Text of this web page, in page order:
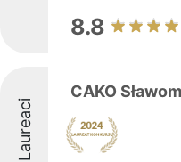
8.8
Laureaci
CAKO